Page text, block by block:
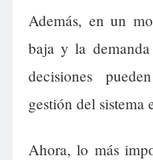
Además, en un
baja y la demanda
decisiones
gestión del sistema
Ahora, lo más